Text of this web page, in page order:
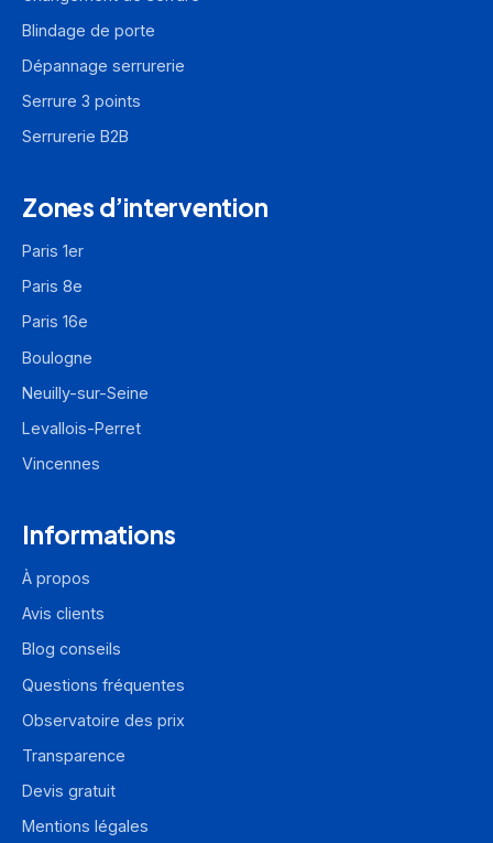
Blindage de porte
Dépannage serrurerie
Serrure 3 points
Serrurerie B2B
Zones d’intervention
Paris 1er
Paris 8e
Paris 16e
Boulogne
Neuilly-sur-Seine
Levallois-Perret
Vincennes
Informations
À propos
Avis clients
Blog conseils
Questions fréquentes
Observatoire des prix
Transparence
Devis gratuit
Mentions légales